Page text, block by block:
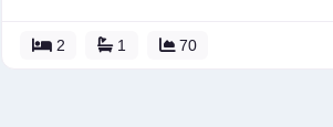
2 1 70